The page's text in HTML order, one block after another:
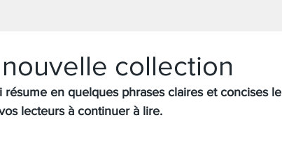
collection
en quelques phrases claires et concises le
lecteurs à continuer à lire.